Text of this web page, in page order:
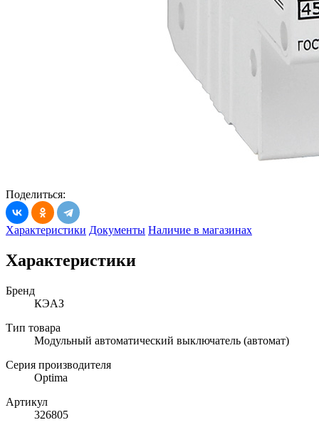
Поделиться:
Характеристики Документы Наличие в магазинах
Характеристики
Бренд
КЭАЗ
Тип товара
Модульный автоматический выключатель (автомат)
Серия производителя
Optima
Артикул
326805